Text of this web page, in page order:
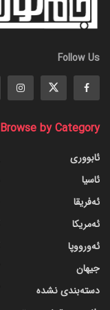
Follow Us
Browse by Category
ئابووری
ئاسیا
ئەفریقا
ئەمریکا
ئەورووپا
جیهان
دسته‌بندی نشده